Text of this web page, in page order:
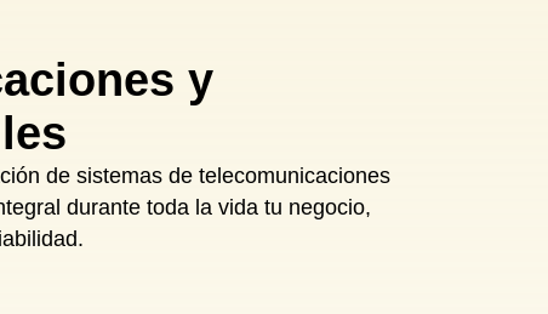
y
de sistemas de telecomunicaciones
durante toda la vida tu negocio,